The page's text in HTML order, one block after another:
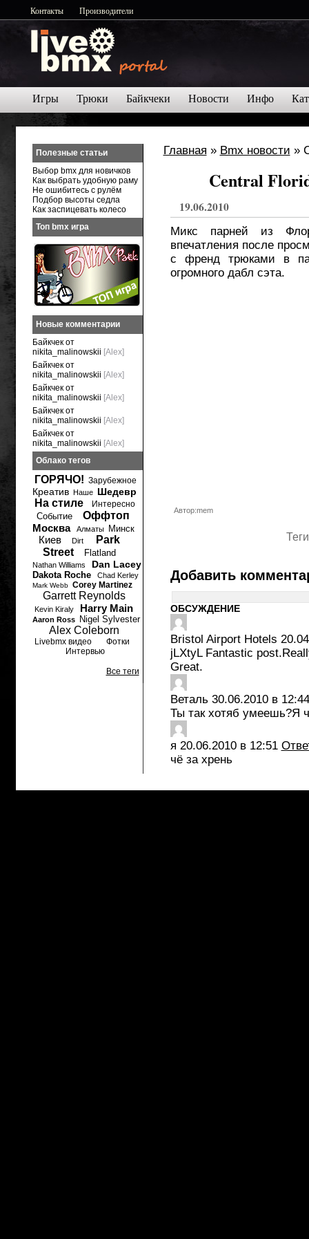
Контакты Производители
Игры Трюки Байкчеки Новости Инфо
Главная » Bmx новости »
Central
19.06.2010
Микс парней из
впечатления после
с френд трюками в
огромного дабл сэта.
Автор:mem
Добавить
ОБСУЖДЕНИЕ
Bristol Airport Hotels
jLXtyL Fantastic
Great.
Веталь 30.06.2010 в 12:44
Ты так хотяб умеешь?Я
я 20.06.2010 в 12:51
чё за хрень
Полезные статьи
Выбор bmx для новичков
Как выбрать удобную раму
Не ошибитесь с рулём
Подбор высоты седла
Как заспицевать колесо
Топ bmx игра
Новые комментарии
Байкчек от
nikita_malinowskii [Alex]
Байкчек от
nikita_malinowskii [Alex]
Байкчек от
nikita_malinowskii [Alex]
Байкчек от
nikita_malinowskii [Alex]
Байкчек от
nikita_malinowskii [Alex]
Облако тегов
ГОРЯЧО! Зарубежное
Креатив Наше Шедевр
На стиле Интересно
Событие
Оффтоп
Москва
Алматы Минск
Киев Dirt
Park
Street
Flatland
Nathan Williams Dan Lacey
Dakota Roche Chad Kerley
Mark Webb Corey Martinez
Garrett Reynolds
Kevin Kiraly Harry Main
Aaron Ross Nigel Sylvester
Alex Coleborn
Livebmx видео
Фотки
Интервью
Все теги